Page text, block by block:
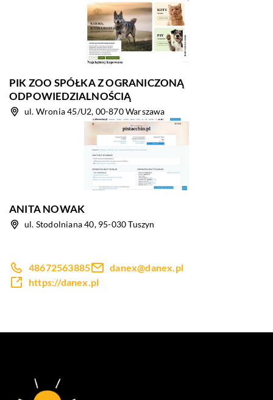
PIK ZOO SPÓŁKA Z OGRANICZONĄ
ODPOWIEDZIALNOŚCIĄ
ul. Wronia 45/U2, 00-870 Warszawa
ANITA NOWAK
ul. Stodolniana 40, 95-030 Tuszyn
48672563885
danex@danex.pl
https://danex.pl